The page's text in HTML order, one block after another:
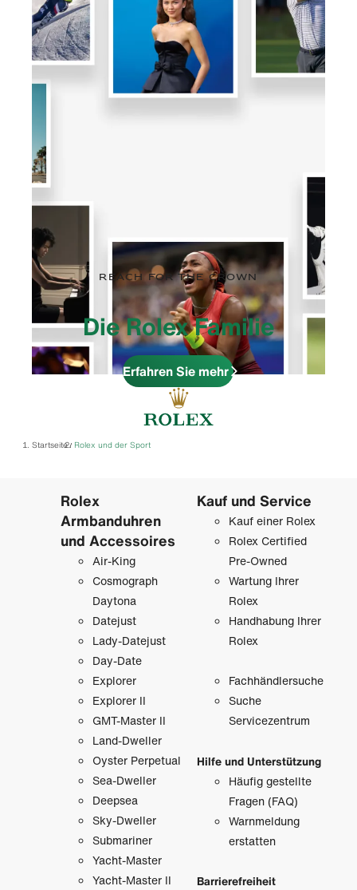
Reach for the crown
Die Rolex Familie
Erfahren Sie mehr
Startseite/ Rolex und der Sport
Rolex
Armbanduhren
und Accessoires
Air-King
Cosmograph
Daytona
Datejust
Lady-Datejust
Day-Date
Explorer
Explorer II
GMT-Master II
Land-Dweller
Oyster Perpetual
Sea-Dweller
Deepsea
Sky-Dweller
Submariner
Yacht-Master
Yacht-Master II
Kauf und Service
Kauf einer Rolex
Rolex Certified
Pre-Owned
Wartung Ihrer
Rolex
Handhabung Ihrer
Rolex
Fachhändlersuche
Suche
Servicezentrum
Hilfe und Unterstützung
Häufig gestellte
Fragen (FAQ)
Warnmeldung
erstatten
Barrierefreiheit